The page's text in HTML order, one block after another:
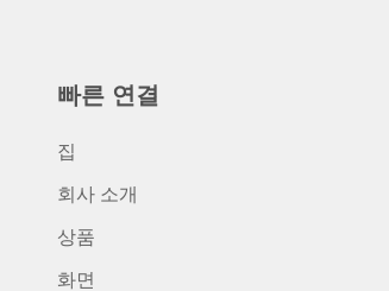
빠른 연결
집
회사 소개
상품
화면